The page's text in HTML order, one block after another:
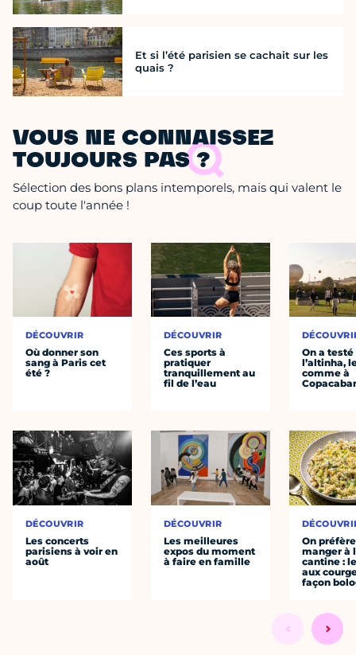
Et si l’été parisien se cachait sur les
quais ?
VOUS NE CONNAISSEZ
TOUJOURS PAS ?
Sélection des bons plans intemporels, mais qui valent le
coup toute l'année !
DÉCOUVRIR
Où donner son
sang à Paris cet
été ?
DÉCOUVRIR
Les concerts
parisiens à voir en
août
DÉCOUVRIR
Ces sports à
pratiquer
tranquillement au
fil de l’eau
DÉCOUVRIR
Les meilleures
expos du moment
à faire en famille
On a testé
l’altinha,
comme à
On préfère
manger à
cantine :
aux
façon